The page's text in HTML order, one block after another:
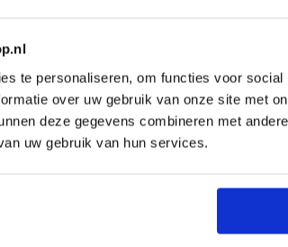
te personaliseren, om functies voor
over uw gebruik van onze site met
deze gegevens combineren met
uw gebruik van hun services.